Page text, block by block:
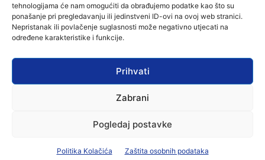
tehnologijama će nam omogućiti da obrađujemo podatke kao što su
ponašanje pri pregledavanju ili jedinstveni ID-ovi na ovoj web stranici.
Nepristanak ili povlačenje suglasnosti može negativno utjecati na
određene karakteristike i funkcije.
Prihvati
Zabrani
Pogledaj postavke
Politika Kolačića Zaštita osobnih podataka
Aktualno
Iz Vinkovačkog vodovoda i
kanalizacije najavljuju smanjenje
tlaka u vodovodnoj mreži
Aktualno
Poziv na racionalno korištenje vode
6 kolovoza, 2026